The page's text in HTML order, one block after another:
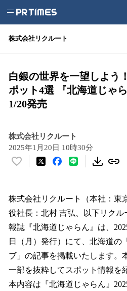
株式会社リクルート
白銀の世界を一望しよう
ポット4選 『北海道じゃ
1/20発売
株式会社リクルート
2025年1月20日 10時30分
い
！
数
を
読
み
込
み
中
で
株式会社リクルート（本社：東
役社長：北村 吉弘、以下リク
報誌『北海道じゃらん』は、
日（月）発行）にて、北海道の
ブ」の記事を掲載いたします。
一部を抜粋してスポット情報を
本内容は『北海道じゃらん』